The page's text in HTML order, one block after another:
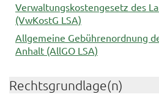
Verwaltungskostengesetz des
(VwKostG LSA)
Allgemeine Gebührenordnung
Anhalt (AllGO LSA)
Rechtsgrundlage(n)